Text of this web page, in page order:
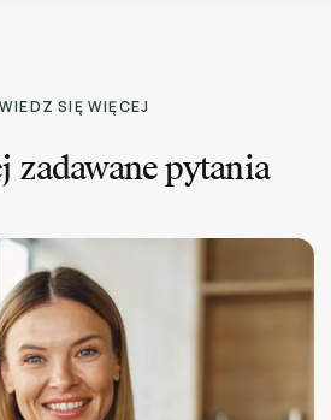
SIĘ WIĘCEJ
zadawane pytania